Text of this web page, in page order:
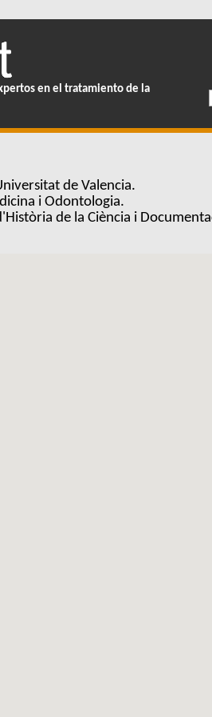
en el tratamiento de la
de Valencia.
i Odontologia.
de la Ciència i